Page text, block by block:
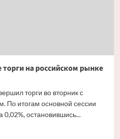
на российском рынке
торги во вторник с
По итогам основной сессии
остановившись...